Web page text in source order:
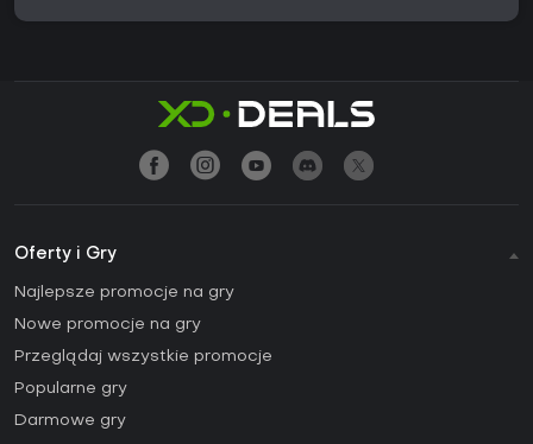
Oferty i Gry
Najlepsze promocje na gry
Nowe promocje na gry
Przeglądaj wszystkie promocje
Popularne gry
Darmowe gry